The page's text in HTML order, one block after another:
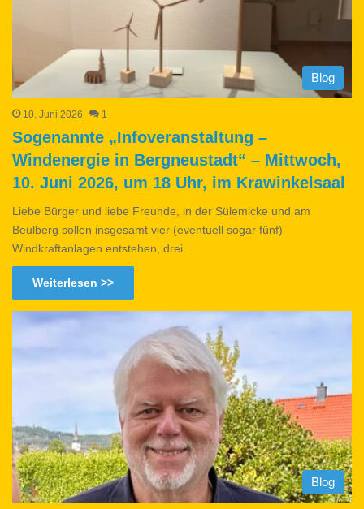
Blog
10. Juni 2026 1
Sogenannte „Infoveranstaltung –
Windenergie in Bergneustadt“ – Mittwoch,
10. Juni 2026, um 18 Uhr, im Krawinkelsaal
Liebe Bürger und liebe Freunde, in der Sülemicke und am
Beulberg sollen insgesamt vier (eventuell sogar fünf)
Windkraftanlagen entstehen, drei…
Weiterlesen >>
Blog